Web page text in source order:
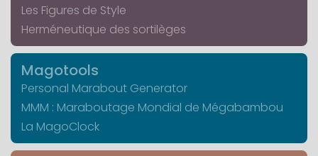
Les Figures de Style
Herméneutique des sortilèges
Magotools
Personal Marabout Generator
MMM : Maraboutage Mondial de Mégabambou
La MagoClock